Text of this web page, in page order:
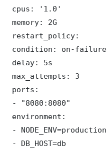
cpus: '1.0'
memory: 2G
restart_policy:
condition: on-failure
delay: 5s
max_attempts: 3
ports:
- "8080:8080"
environment:
- NODE_ENV=production
- DB_HOST=db